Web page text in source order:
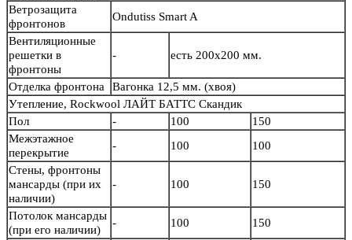
Ветрозащита
фронтонов
Ondutiss Smart A
Вентиляционные
решетки в
фронтоны
- есть 200х200 мм.
Отделка фронтона
Вагонка 12,5 мм. (хвоя)
Утепление, Rockwool ЛАЙТ БАТТС Скандик
Пол
- 100
150
Межэтажное
перекрытие
- 100
100
Стены, фронтоны
мансарды (при их
наличии)
- 100 150
Потолок мансарды
(при его наличии)
- 100
150